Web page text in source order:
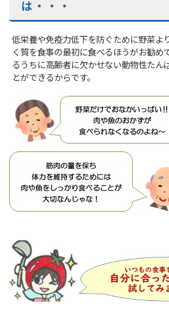
は・・・
低栄養や免疫力低下を防ぐために野菜よ
く質を食事の最初に食べるほうがお勧め
るうちに高齢者に欠かせない動物性たん
とができるからです。